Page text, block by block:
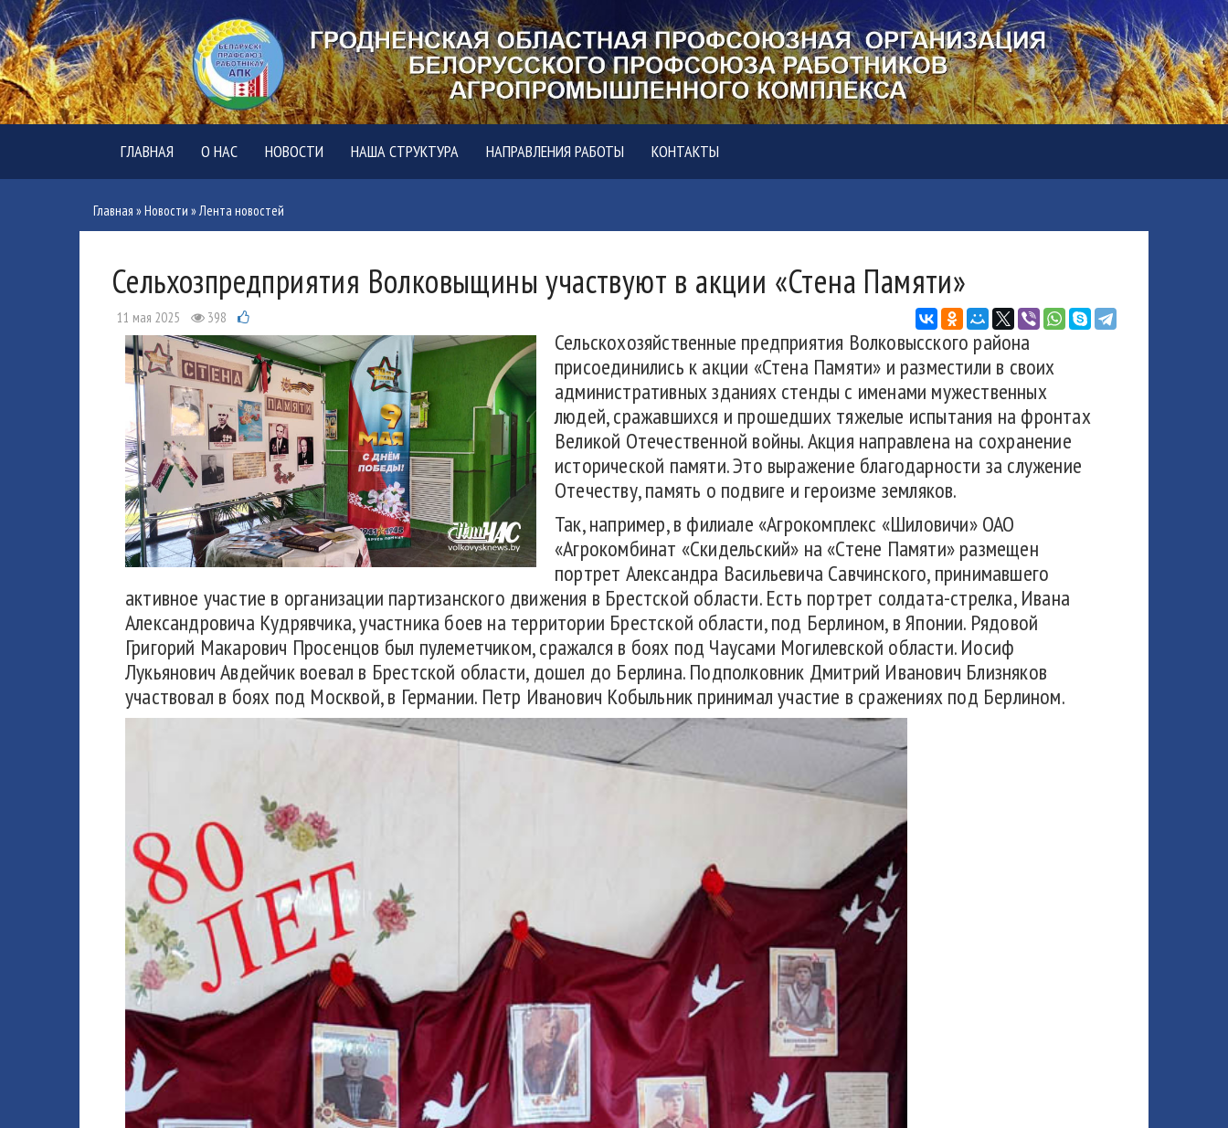
ГЛАВНАЯ О НАС НОВОСТИ НАША СТРУКТУРА НАПРАВЛЕНИЯ РАБОТЫ КОНТАКТЫ
Главная »Новости »Лента новостей
Сельхозпредприятия Волковыщины участвуют в акции «Стена Памяти»
11 мая 2025 398
Сельскохозяйственные предприятия Волковысского района
присоединились к акции «Стена Памяти» и разместили в своих
административных зданиях стенды с именами мужественных
людей, сражавшихся и прошедших тяжелые испытания на фронтах
Великой Отечественной войны. Акция направлена на сохранение
исторической памяти. Это выражение благодарности за служение
Отечеству, память о подвиге и героизме земляков.
Так, например, в филиале «Агрокомплекс «Шиловичи» ОАО
«Агрокомбинат «Скидельский» на «Стене Памяти» размещен
портрет Александра Васильевича Савчинского, принимавшего
активное участие в организации партизанского движения в Брестской области. Есть портрет солдата-стрелка, Ивана
Александровича Кудрявчика, участника боев на территории Брестской области, под Берлином, в Японии. Рядовой
Григорий Макарович Просенцов был пулеметчиком, сражался в боях под Чаусами Могилевской области. Иосиф
Лукьянович Авдейчик воевал в Брестской области, дошел до Берлина. Подполковник Дмитрий Иванович Близняков
участвовал в боях под Москвой, в Германии. Петр Иванович Кобыльник принимал участие в сражениях под Берлином.